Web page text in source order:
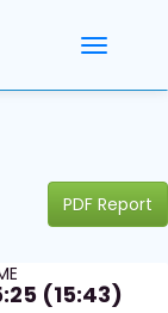
Toggle
PDF Report
(15:43)